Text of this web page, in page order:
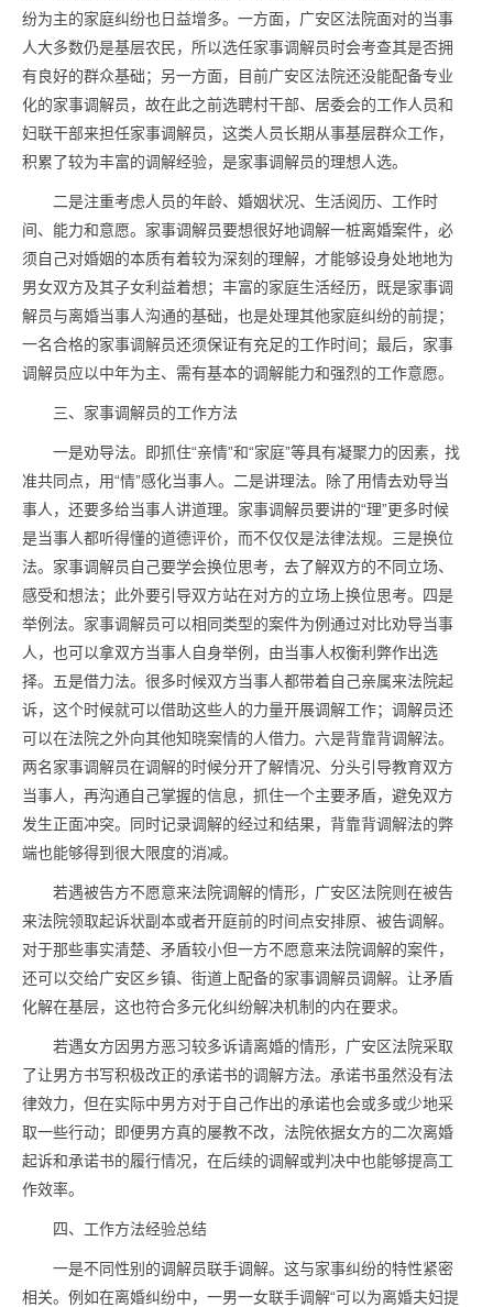
纷为主的家庭纠纷也日益增多。一方面，广安区法院面对的当事
人大多数仍是基层农民，所以选任家事调解员时会考查其是否拥
有良好的群众基础；另一方面，目前广安区法院还没能配备专业
化的家事调解员，故在此之前选聘村干部、居委会的工作人员和
妇联干部来担任家事调解员，这类人员长期从事基层群众工作，
积累了较为丰富的调解经验，是家事调解员的理想人选。
二是注重考虑人员的年龄、婚姻状况、生活阅历、工作时
间、能力和意愿。家事调解员要想很好地调解一桩离婚案件，必
须自己对婚姻的本质有着较为深刻的理解，才能够设身处地地为
男女双方及其子女利益着想；丰富的家庭生活经历，既是家事调
解员与离婚当事人沟通的基础，也是处理其他家庭纠纷的前提；
一名合格的家事调解员还须保证有充足的工作时间；最后，家事
调解员应以中年为主、需有基本的调解能力和强烈的工作意愿。
三、家事调解员的工作方法
一是劝导法。即抓住“亲情”和“家庭”等具有凝聚力的因素，找
准共同点，用“情”感化当事人。二是讲理法。除了用情去劝导当
事人，还要多给当事人讲道理。家事调解员要讲的“理”更多时候
是当事人都听得懂的道德评价，而不仅仅是法律法规。三是换位
法。家事调解员自己要学会换位思考，去了解双方的不同立场、
感受和想法；此外要引导双方站在对方的立场上换位思考。四是
举例法。家事调解员可以相同类型的案件为例通过对比劝导当事
人，也可以拿双方当事人自身举例，由当事人权衡利弊作出选
择。五是借力法。很多时候双方当事人都带着自己亲属来法院起
诉，这个时候就可以借助这些人的力量开展调解工作；调解员还
可以在法院之外向其他知晓案情的人借力。六是背靠背调解法。
两名家事调解员在调解的时候分开了解情况、分头引导教育双方
当事人，再沟通自己掌握的信息，抓住一个主要矛盾，避免双方
发生正面冲突。同时记录调解的经过和结果，背靠背调解法的弊
端也能够得到很大限度的消减。
若遇被告方不愿意来法院调解的情形，广安区法院则在被告
来法院领取起诉状副本或者开庭前的时间点安排原、被告调解。
对于那些事实清楚、矛盾较小但一方不愿意来法院调解的案件，
还可以交给广安区乡镇、街道上配备的家事调解员调解。让矛盾
化解在基层，这也符合多元化纠纷解决机制的内在要求。
若遇女方因男方恶习较多诉请离婚的情形，广安区法院采取
了让男方书写积极改正的承诺书的调解方法。承诺书虽然没有法
律效力，但在实际中男方对于自己作出的承诺也会或多或少地采
取一些行动；即便男方真的屡教不改，法院依据女方的二次离婚
起诉和承诺书的履行情况，在后续的调解或判决中也能够提高工
作效率。
四、工作方法经验总结
一是不同性别的调解员联手调解。这与家事纠纷的特性紧密
相关。例如在离婚纠纷中，一男一女联手调解“可以为离婚夫妇提